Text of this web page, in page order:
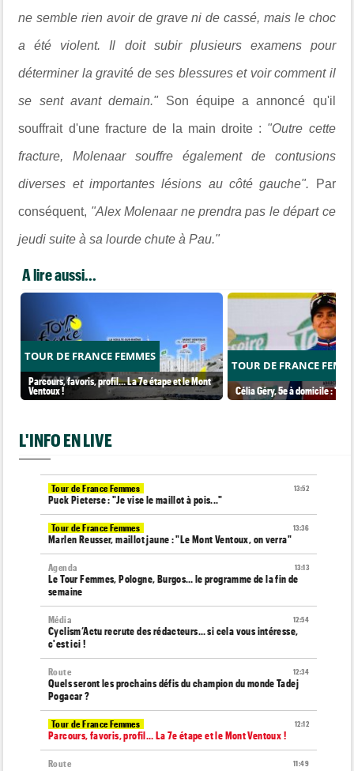
ne semble rien avoir de grave ni de cassé, mais le choc
a été violent. Il doit subir plusieurs examens pour
déterminer la gravité de ses blessures et voir comment il
se sent avant demain." Son équipe a annoncé qu'il
souffrait d'une fracture de la main droite : "Outre cette
fracture, Molenaar souffre également de contusions
diverses et importantes lésions au côté gauche". Par
conséquent, "Alex Molenaar ne prendra pas le départ ce
jeudi suite à sa lourde chute à Pau."
A lire aussi...
TOUR DE FRANCE FEMMES
Parcours, favoris, profil… La 7e étape et le Mont
Ventoux !
TOUR DE FRANCE
Célia Géry, 5e à domicile :
L'INFO EN LIVE
13:52
Tour de France Femmes
Puck Pieterse : "Je vise le maillot à pois..."
13:36
Tour de France Femmes
Marlen Reusser, maillot jaune : "Le Mont Ventoux, on verra"
13:13
Agenda
Le Tour Femmes, Pologne, Burgos… le programme de la fin de
semaine
12:54
Média
Cyclism’Actu recrute des rédacteurs… si cela vous intéresse,
c'est ici !
12:34
Route
Quels seront les prochains défis du champion du monde Tadej
Pogacar ?
12:12
Tour de France Femmes
Parcours, favoris, profil… La 7e étape et le Mont Ventoux !
11:49
Route